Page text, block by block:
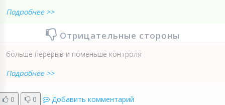
Подробнее >>
Отрицательные стороны
больше перерыв и поменьше контроля
Подробнее >>
0 0 Добавить комментарий